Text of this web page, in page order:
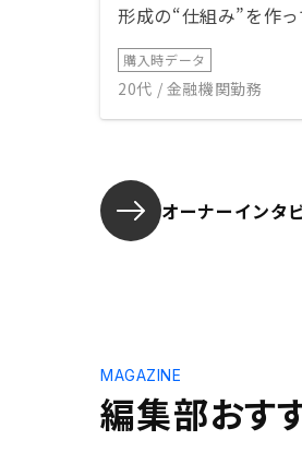
形成の“仕組み”を作っ
購入時データ
20代 / 金融機関勤務
オーナーインタ
編集部おす
MAGAZINE